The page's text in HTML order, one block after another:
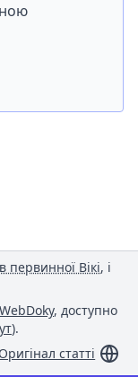
первинної Вікі, і
, доступно
).
Оригінал статті